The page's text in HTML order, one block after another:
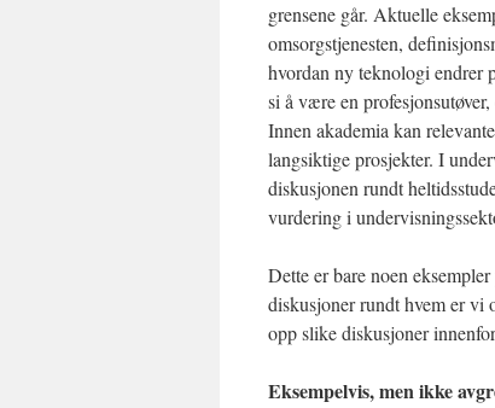
grensene går. Aktuelle
omsorgstjenesten,
hvordan ny teknologi endrer
si å være en
Innen akademia kan
langsiktige prosjekter. I
diskusjonen rundt
vurdering i
Dette er bare noen
diskusjoner rundt hvem er vi
opp slike diskusjoner
Eksempelvis, men ikke